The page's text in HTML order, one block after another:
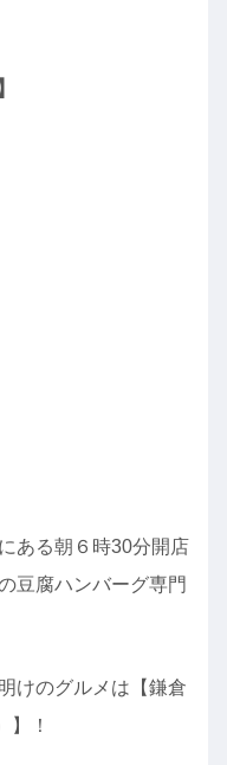
ある朝６時30分開店
豆腐ハンバーグ専門
けのグルメは【鎌倉
】！